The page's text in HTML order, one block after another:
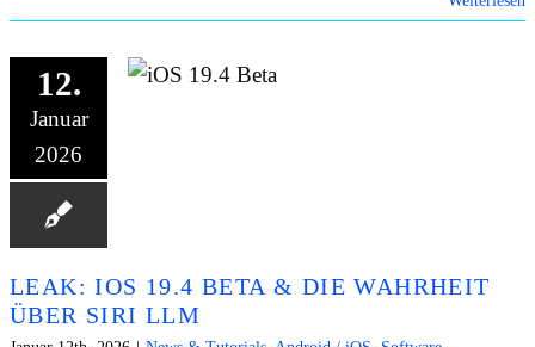
12.
Januar
2026
LEAK: IOS 19.4 BETA & DIE WAHRHEIT
ÜBER SIRI LLM